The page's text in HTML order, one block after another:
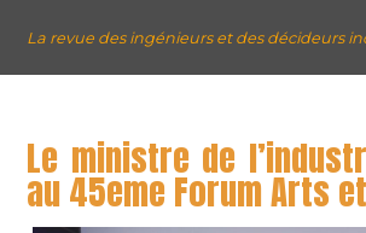
La revue des ingénieurs et des décideurs
Le ministre de
au 45eme Forum Arts